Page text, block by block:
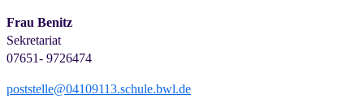
Frau Benitz
Sekretariat
07651- 9726474
poststelle@04109113.schule.bwl.de